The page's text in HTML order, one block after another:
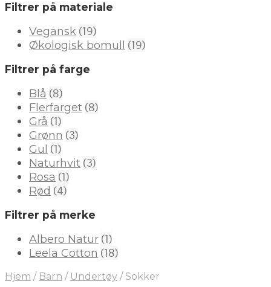
Filtrer på materiale
Vegansk (19)
Økologisk bomull (19)
Filtrer på farge
Blå (8)
Flerfarget (8)
Grå (1)
Grønn (3)
Gul (1)
Naturhvit (3)
Rosa (1)
Rød (4)
Filtrer på merke
Albero Natur (1)
Leela Cotton (18)
Hjem / Barn / Undertøy / Sokker